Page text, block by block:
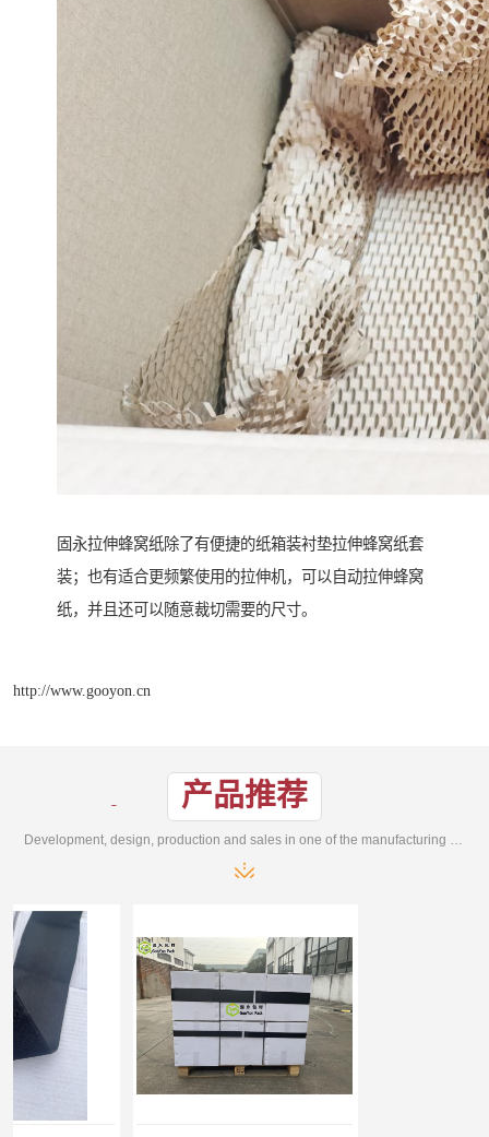
固永拉伸蜂窝纸除了有便捷的纸箱装衬垫拉伸蜂窝纸套
装；也有适合更频繁使用的拉伸机，可以自动拉伸蜂窝
纸，并且还可以随意裁切需要的尺寸。
http://www.gooyon.cn
产品推荐
Development, design, production and sales in one of the manufacturing enterprises